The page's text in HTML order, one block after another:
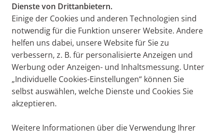
Dienste von Drittanbietern.
Einige der Cookies und anderen Technologien sind
notwendig für die Funktion unserer Website. Andere
helfen uns dabei, unsere Website für Sie zu
verbessern, z. B. für personalisierte Anzeigen und
Werbung oder Anzeigen- und Inhaltsmessung. Unter
„Individuelle Cookies-Einstellungen“ können Sie
selbst auswählen, welche Dienste und Cookies Sie
akzeptieren.
Weitere Informationen über die Verwendung Ihrer